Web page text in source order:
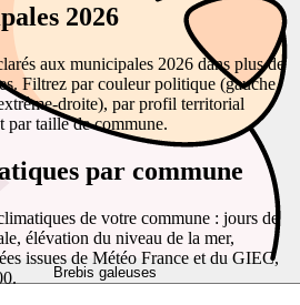
Brebis galeuses
2026
aux municipales 2026 dans plus de
Filtrez par couleur politique (gauche,
droite), par profil territorial
par taille de commune.
par commune
de votre commune : jours de
élévation du niveau de la mer,
issues de Météo France et du GIEC,